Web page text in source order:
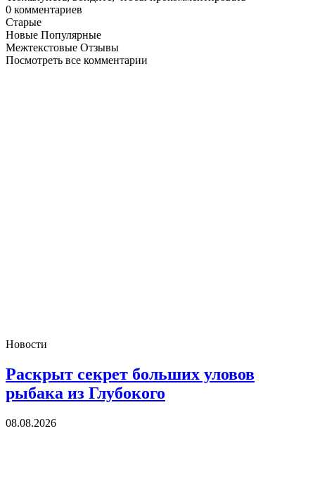
0 комментариев
Старые
Новые Популярные
Межтекстовые Отзывы
Посмотреть все комментарии
Новости
Раскрыт секрет больших уловов
рыбака из Глубокого
08.08.2026